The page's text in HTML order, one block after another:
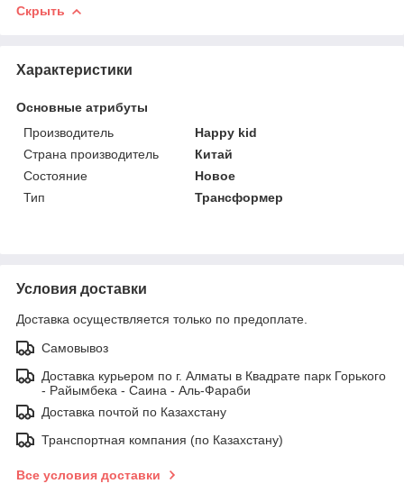
Скрыть
Характеристики
Основные атрибуты
Производитель
Happy kid
Страна производитель
Китай
Состояние
Новое
Тип
Трансформер
Условия доставки
Доставка осуществляется только по предоплате.
Самовывоз
Доставка курьером по г. Алматы в Квадрате парк Горького
- Райымбека - Саина - Аль-Фараби
Доставка почтой по Казахстану
Транспортная компания (по Казахстану)
Все условия доставки